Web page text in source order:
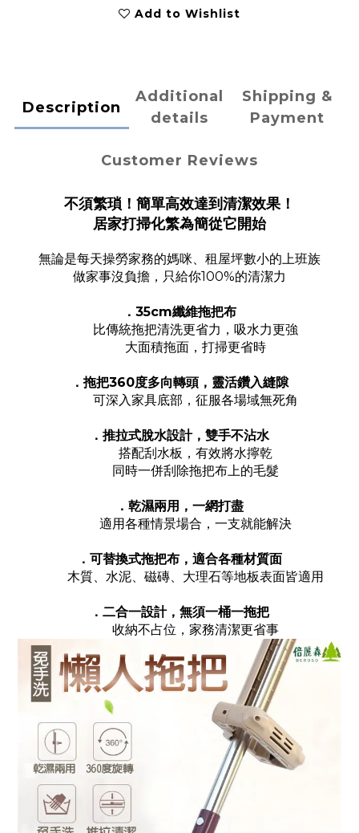
Add to Wishlist
Description
Additional
details
Shipping &
Payment
Customer Reviews
不須繁瑣！簡單高效達到清潔效果！
居家打掃化繁為簡從它開始
無論是每天操勞家務的媽咪、租屋坪數小的上班族
做家事沒負擔，只給你100%的清潔力
．35cm纖維拖把布
比傳統拖把清洗更省力，吸水力更強
大面積拖面，打掃更省時
．拖把360度多向轉頭，靈活鑽入縫隙
可深入家具底部，征服各場域無死角
．推拉式脫水設計，雙手不沾水
搭配刮水板，有效將水擰乾
同時一併刮除拖把布上的毛髮
．乾濕兩用，一網打盡
適用各種情景場合，一支就能解決
．可替換式拖把布，適合各種材質面
木質、水泥、磁磚、大理石等地板表面皆適用
．二合一設計，無須一桶一拖把
收納不占位，家務清潔更省事